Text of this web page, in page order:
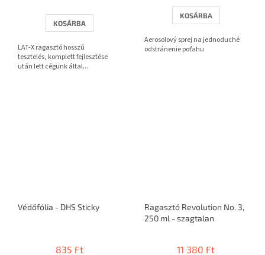
5-
ből
csillag.
KOSÁRBA
LAT-X ragasztó hosszú
tesztelés, komplett fejlesztése
után lett cégünk által...
KOSÁRBA
Aerosolový sprej na jednoduché
odstránenie poťahu
Védőfólia - DHS Sticky
835 Ft
Ragasztó Revolution No. 3,
250 ml - szagtalan
11 380 Ft